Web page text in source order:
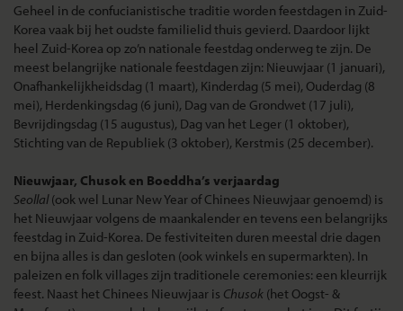
Geheel in de confucianistische traditie worden feestdagen in Zuid-
Korea vaak bij het oudste familielid thuis gevierd. Daardoor lijkt
heel Zuid-Korea op zo’n nationale feestdag onderweg te zijn. De
meest belangrijke nationale feestdagen zijn: Nieuwjaar (1 januari),
Onafhankelijkheidsdag (1 maart), Kinderdag (5 mei), Ouderdag (8
mei), Herdenkingsdag (6 juni), Dag van de Grondwet (17 juli),
Bevrijdingsdag (15 augustus), Dag van het Leger (1 oktober),
Stichting van de Republiek (3 oktober), Kerstmis (25 december).
Nieuwjaar, Chusok en Boeddha’s verjaardag
Seollal(ook wel Lunar New Year of Chinees Nieuwjaar genoemd) is
het Nieuwjaar volgens de maankalender en tevens een belangrijks
feestdag in Zuid-Korea. De festiviteiten duren meestal drie dagen
en bijna alles is dan gesloten (ook winkels en supermarkten). In
paleizen en folk villages zijn traditionele ceremonies: een kleurrijk
feest. Naast het Chinees Nieuwjaar is Chusok (het Oogst- &